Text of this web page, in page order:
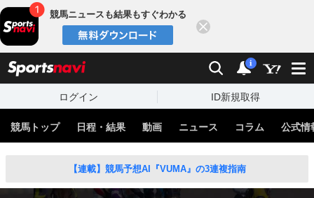
競馬ニュースも結果もすぐわかる
検索 通知
i
ログイン ID新規取得
競馬トップ 日程・結果 動画 ニュース コラム 公式情
【連載】競馬予想AI『VUMA』の3連複指南